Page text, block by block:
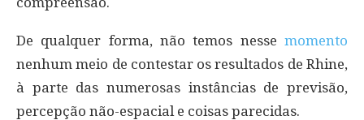
De qualquer forma, não temos nesse momento
nenhum meio de contestar os resultados de Rhine,
à parte das numerosas instâncias de previsão,
percepção não-espacial e coisas parecidas.